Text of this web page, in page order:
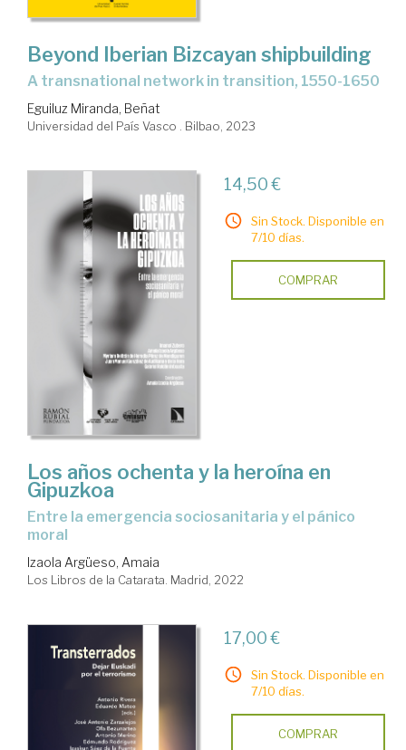
Beyond Iberian Bizcayan shipbuilding
a transnational network in transition, 1550-1650
Eguiluz Miranda, Beñat
Universidad del País Vasco . Bilbao, 2023
14,50 €
Sin Stock. Disponible en
7/10 días.
COMPRAR
Los años ochenta y la heroína en
Gipuzkoa
entre la emergencia sociosanitaria y el pánico
moral
Izaola Argüeso, Amaia
Los Libros de la Catarata. Madrid, 2022
17,00 €
Sin Stock. Disponible en
7/10 días.
COMPRAR